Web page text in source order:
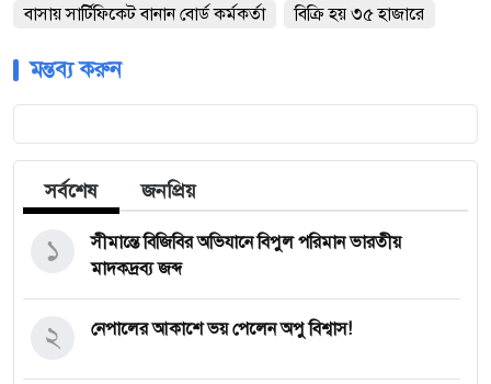
বাসায় সার্টিফিকেট বানান বোর্ড কর্মকর্তা বিক্রি হয় ৩৫ হাজারে
মন্তব্য করুন
সর্বশেষ জনপ্রিয়
সীমান্তে বিজিবির অভিযানে বিপুল পরিমান ভারতীয়
মাদকদ্রব্য জব্দ
১
নেপালের আকাশে ভয় পেলেন অপু বিশ্বাস!
২